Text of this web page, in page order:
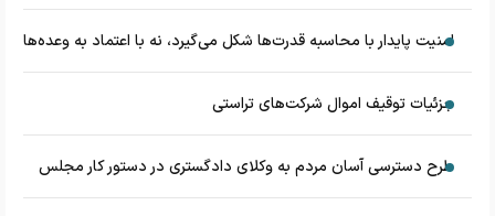
امنیت پایدار با محاسبه قدرت‌ها شکل می‌گیرد، نه با اعتماد به وعده‌ها
جزئیات توقیف اموال شرکت‌های تراستی
طرح دسترسی آسان مردم به وکلای دادگستری در دستور کار مجلس